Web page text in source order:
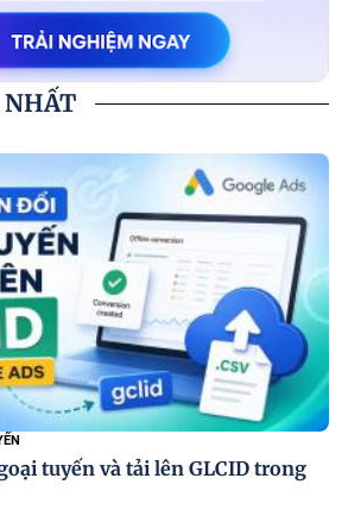
tuyến và tải lên GLCID trong